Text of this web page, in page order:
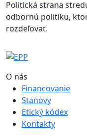
Politická strana
odbornú politiku,
rozdeľovať.
O nás
Financovanie
Stanovy
Etický kódex
Kontakty